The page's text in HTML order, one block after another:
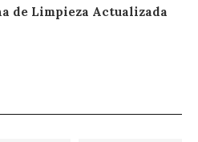
de Limpieza Actualizada